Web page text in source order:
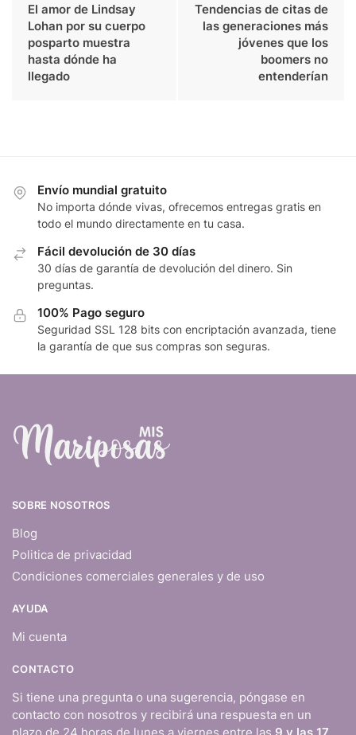
El amor de Lindsay
Lohan por su cuerpo
posparto muestra
hasta dónde ha
llegado
Tendencias de citas de
las generaciones más
jóvenes que los
boomers no
entenderían
Envío mundial gratuito
No importa dónde vivas, ofrecemos entregas gratis en
todo el mundo directamente en tu casa.
Fácil devolución de 30 días
30 días de garantía de devolución del dinero. Sin
preguntas.
100% Pago seguro
Seguridad SSL 128 bits con encriptación avanzada, tiene
la garantía de que sus compras son seguras.
SOBRE NOSOTROS
Blog
Politica de privacidad
Condiciones comerciales generales y de uso
AYUDA
Mi cuenta
CONTACTO
Si tiene una pregunta o una sugerencia, póngase en
contacto con nosotros y recibirá una respuesta en un